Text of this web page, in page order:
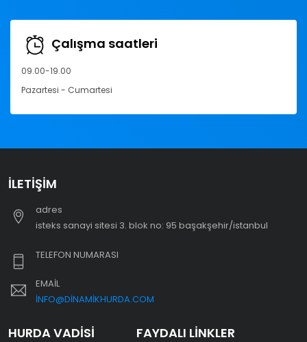
Çalışma saatleri
09.00-19.00
Pazartesi - Cumartesi
İLETIŞIM
adres
i̇steks sanayi sitesi 3. blok no: 95 başakşehir/i̇stanbul
TELEFON NUMARASI
EMAIL
INFO@DINAMIKHURDA.COM
HURDA VADISI FAYDALI LINKLER